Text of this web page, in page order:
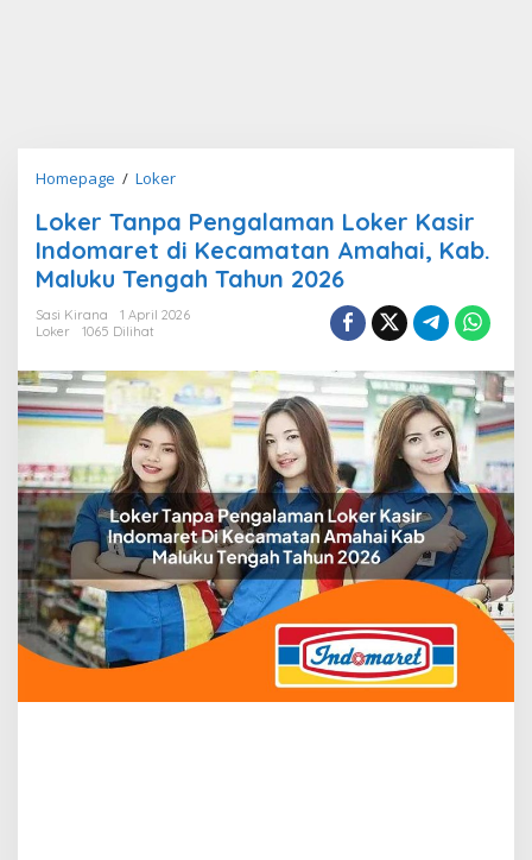
Homepage / LokerLoker
Pengalaman
Loker
Kasir
Indomaret
di
Amahai,
Kab.
Maluku
Tengah
Tahun
2026
Loker Tanpa Pengalaman Loker Kasir
Indomaret di Kecamatan Amahai, Kab.
Maluku Tengah Tahun 2026
Sasi Kirana
1 April 2026
Loker
1065 Dilihat